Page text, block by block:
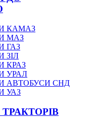
КАМАЗ
МАЗ
ГАЗ
ЗІЛ
КРАЗ
УРАЛ
АВТОБУСИ СНД
УАЗ